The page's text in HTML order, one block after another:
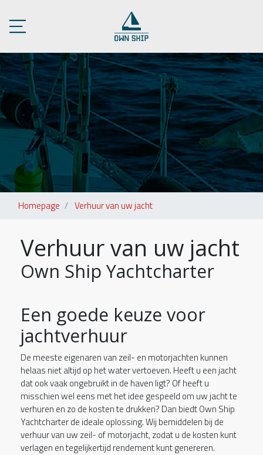
Homepage Verhuur van uw jacht
Verhuur van uw jacht
Own Ship Yachtcharter
Een goede keuze voor
jachtverhuur
De meeste eigenaren van zeil- en motorjachten kunnen
helaas niet altijd op het water vertoeven. Heeft u een jacht
dat ook vaak ongebruikt in de haven ligt? Of heeft u
misschien wel eens met het idee gespeeld om uw jacht te
verhuren en zo de kosten te drukken? Dan biedt Own Ship
Yachtcharter de ideale oplossing. Wij bemiddelen bij de
verhuur van uw zeil- of motorjacht, zodat u de kosten kunt
verlagen en tegelijkertijd rendement kunt genereren.